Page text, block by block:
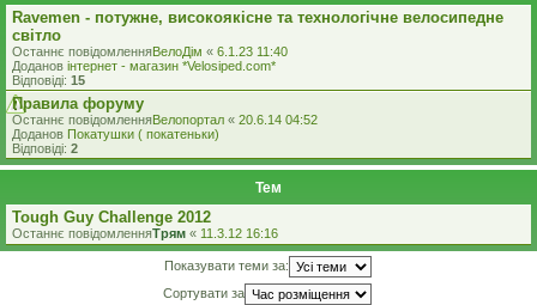
Ravemen - потужне, високоякісне та технологічне велосипедне
світло
Останнє повідомленняВелоДім « 6.1.23 11:40
Доданов iнтернет - магазин *Velosiped.com*
Відповіді: 15
Правила форуму
Останнє повідомленняВелопортал « 20.6.14 04:52
Доданов Покатушки ( покатеньки)
Відповіді: 2
Тем
Tough Guy Challenge 2012
Останнє повідомленняТрям « 11.3.12 16:16
Показувати теми за:
Сортувати за